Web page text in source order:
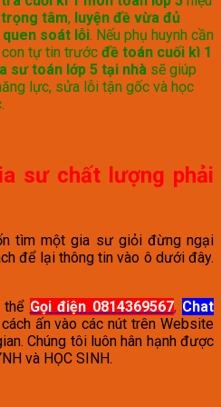
tâm, luyện đề vừa đủ
soát lỗi. Nếu phụ huynh cần
tự tin trước đề toán cuối kì 1
sư toán lớp 5 tại nhà sẽ giúp
lực, sửa lỗi tận gốc và học
sư chất lượng phải
tìm một gia sư giỏi đừng ngại
để lại thông tin vào ô dưới đây.
thể Gọi điện 0814369567, Chat
ấn vào các nút trên Website
Chúng tôi luôn hân hạnh được
và HỌC SINH.